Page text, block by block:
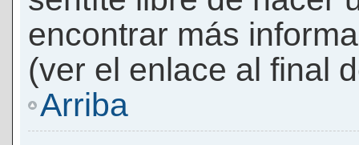
encontrar más
(ver el enlace al final
Arriba